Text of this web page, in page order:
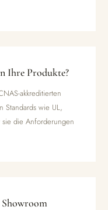
Ihre Produkte?
akkreditierten
Standards wie UL,
die Anforderungen